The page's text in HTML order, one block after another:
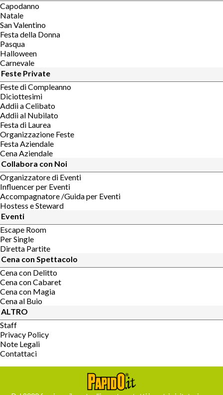
Capodanno
Natale
San Valentino
Festa della Donna
Pasqua
Halloween
Carnevale
Feste Private
Feste di Compleanno
Diciottesimi
Addii a Celibato
Addii al Nubilato
Festa di Laurea
Organizzazione Feste
Festa Aziendale
Cena Aziendale
Collabora con Noi
Organizzatore di Eventi
Influencer per Eventi
Accompagnatore /Guida per Eventi
Hostess e Steward
Eventi
Escape Room
Per Single
Diretta Partite
Cena con Spettacolo
Cena con Delitto
Cena con Cabaret
Cena con Magia
Cena al Buio
ALTRO
Staff
Privacy Policy
Note Legali
Contattaci